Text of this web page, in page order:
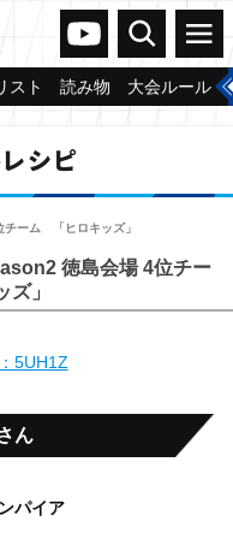
ヴァンガードch
検索 メニュー
スト 読み物 大会ルール
シピ
チーム 「ヒロキッズ」
徳島会場 4位チー
」
5UH1Z
ん
パイア